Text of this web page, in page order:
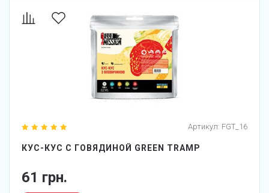
Артикул: FGT_16
КУС-КУС С ГОВЯДИНОЙ GREEN TRAMP
61 грн.